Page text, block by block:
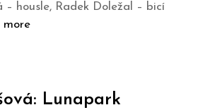
– housle, Radek Doležal – bicí
more
Lunapark